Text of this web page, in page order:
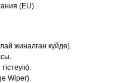
(EU).
жиналған күйде).
Wiper).